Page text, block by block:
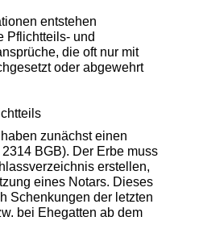
entstehen
Pflichtteils- und
die oft nur mit
oder abgewehrt
zunächst einen
BGB). Der Erbe muss
erstellen,
eines Notars. Dieses
Schenkungen der letzten
bei Ehegatten ab dem